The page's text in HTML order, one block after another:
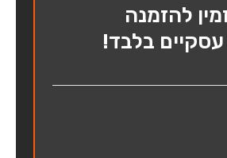
להזמנה
בלבד!